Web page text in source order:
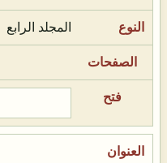
المجلد الرابع